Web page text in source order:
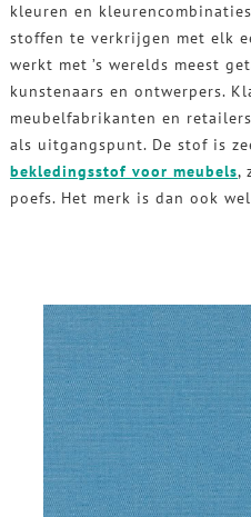
kleuren en
stoffen te verkrijgen met elk
werkt met ’s werelds meest
kunstenaars en ontwerpers.
meubelfabrikanten en
als uitgangspunt. De stof is
bekledingsstof voor meubels,
poefs. Het merk is dan ook wel